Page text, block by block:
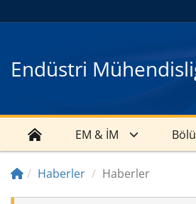
Endüstri
EM & İM
Haberler Haberler